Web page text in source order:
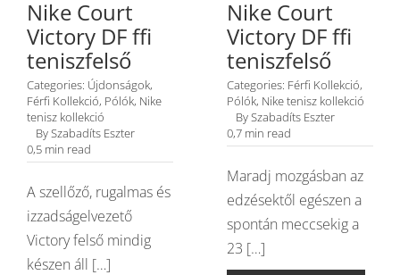
Nike Court
Victory DF ffi
teniszfelső
Categories: Újdonságok,
Férfi Kollekció, Pólók, Nike
tenisz kollekció
BySzabadíts Eszter
0,5 min read
A szellőző, rugalmas és
izzadságelvezető
Victory felső mindig
készen áll […]
Nike Court
Victory DF ffi
teniszfelső
Categories: Férfi Kollekció,
Pólók, Nike tenisz kollekció
BySzabadíts Eszter
0,7 min read
Maradj mozgásban az
edzésektől egészen a
spontán meccsekig a
23 […]